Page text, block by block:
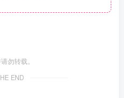
勿转载。
END